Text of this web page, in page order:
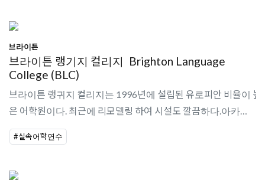
브라이튼
브라이튼 랭기지 컬리지
Brighton Language
College (BLC)
브라이튼 랭귀지 컬리지는 1996년에 설립된 유로피안 비율이 높
은 어학원이다. 최근에 리모델링 하여 시설도 깔끔하다.아카데믹
매니져가 학생들을 서포트 해준다1달에 한번씩 테스트가 진행된
다.센터 중심에 위치하..
#실속어학연수